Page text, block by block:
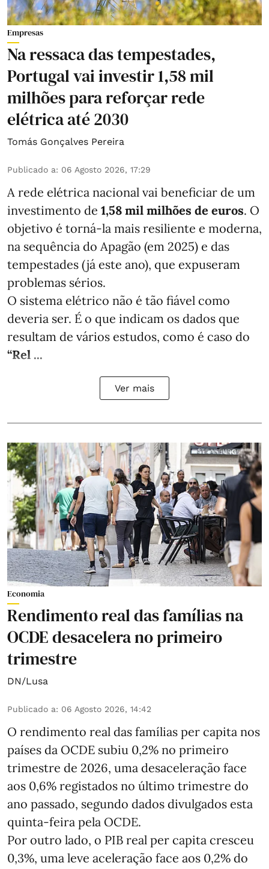
Empresas
Na ressaca das tempestades,
Portugal vai investir 1,58 mil
milhões para reforçar rede
elétrica até 2030
Tomás Gonçalves Pereira
Publicado a: 06 Agosto 2026, 17:29
A rede elétrica nacional vai beneficiar de um
investimento de 1,58 mil milhões de euros. O
objetivo é torná-la mais resiliente e moderna,
na sequência do Apagão (em 2025) e das
tempestades (já este ano), que expuseram
problemas sérios.
O sistema elétrico não é tão fiável como
deveria ser. É o que indicam os dados que
resultam de vários estudos, como é caso do
“Rel ...
Ver mais
Economia
Rendimento real das famílias na
OCDE desacelera no primeiro
trimestre
DN/Lusa
Publicado a: 06 Agosto 2026, 14:42
O rendimento real das famílias per capita nos
países da OCDE subiu 0,2% no primeiro
trimestre de 2026, uma desaceleração face
aos 0,6% registados no último trimestre do
ano passado, segundo dados divulgados esta
quinta-feira pela OCDE.
Por outro lado, o PIB real per capita cresceu
0,3%, uma leve aceleração face aos 0,2% do